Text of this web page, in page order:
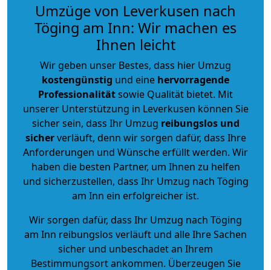
Umzüge von Leverkusen nach
Töging am Inn: Wir machen es
Ihnen leicht
Wir geben unser Bestes, dass hier Umzug
kostengünstig und eine hervorragende
Professionalitätsowie Qualität bietet. Mit
unserer Unterstützung in Leverkusen können Sie
sicher sein, dass Ihr Umzug reibungslos und
sicherverläuft, denn wir sorgen dafür, dass Ihre
Anforderungen und Wünsche erfüllt werden. Wir
haben die besten Partner, um Ihnen zu helfen
und sicherzustellen, dass Ihr Umzug nach Töging
am Inn ein erfolgreicher ist.
Wir sorgen dafür, dass Ihr Umzug nach Töging
am Inn reibungslos verläuft und alle Ihre Sachen
sicher und unbeschadet an Ihrem
Bestimmungsort ankommen. Überzeugen Sie